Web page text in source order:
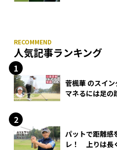
人気記事ランキング
菅楓華 のスイ
マネるには足の
パットで距離感
レ！ 上りは長